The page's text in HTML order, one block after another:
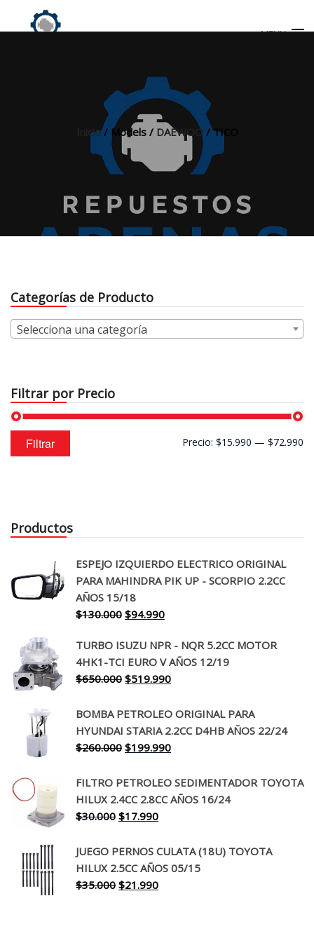
MENU
Inicio/ Models / DAEWOO/ TICO
Categorías de Producto
Selecciona una categoría
Filtrar por Precio
Precio
mínimo
Precio
máximo
Filtrar Precio: $15.990 — $72.990
Productos
ESPEJO IZQUIERDO ELECTRICO ORIGINAL
PARA MAHINDRA PIK UP - SCORPIO 2.2CC
AÑOS 15/18
$130.000 El
original
era:
$130.000.
$94.990El
actual
es:
$94.990.
TURBO ISUZU NPR - NQR 5.2CC MOTOR
4HK1-TCI EURO V AÑOS 12/19
$650.000 El
original
era:
$650.000.
$519.990El
actual
es:
$519.990.
BOMBA PETROLEO ORIGINAL PARA
HYUNDAI STARIA 2.2CC D4HB AÑOS 22/24
$260.000 El
original
era:
$260.000.
$199.990El
actual
es:
FILTRO PETROLEO SEDIMENTADOR TOYOTA
HILUX 2.4CC 2.8CC AÑOS 16/24
$30.000 El
original
era:
$30.000.
$17.990El
actual
es:
$17.990.
JUEGO PERNOS CULATA (18U) TOYOTA
HILUX 2.5CC AÑOS 05/15
$35.000 El
$21.990El